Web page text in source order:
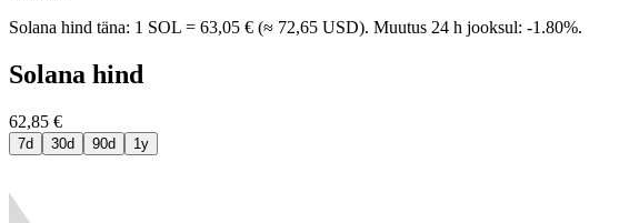
Solana hind täna: 1 SOL = 63,05 € (≈ 72,65 USD). Muutus 24 h jooksul: -1.80%.
Solana hind
62,85 €
7d 30d 90d 1y